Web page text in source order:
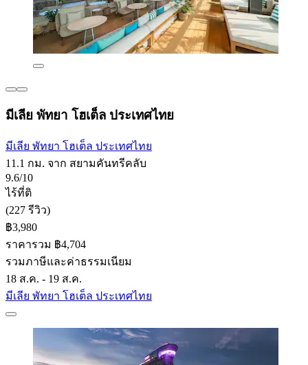
มีเลีย พัทยา โฮเต็ล ประเทศไทย
มีเลีย พัทยา โฮเต็ล ประเทศไทย
11.1 กม. จาก สยามคันทรีคลับ
9.6/10
ไร้ที่ติ
(227 รีวิว)
฿3,980
ราคารวม ฿4,704
รวมภาษีและค่าธรรมเนียม
18 ส.ค. - 19 ส.ค.
มีเลีย พัทยา โฮเต็ล ประเทศไทย